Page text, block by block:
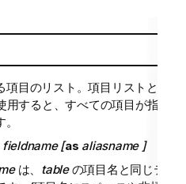
項目のリスト。項目リストとし
用すると、すべての項目が指定
。
[as aliasname ]
は、 tableの項目名と同じテ